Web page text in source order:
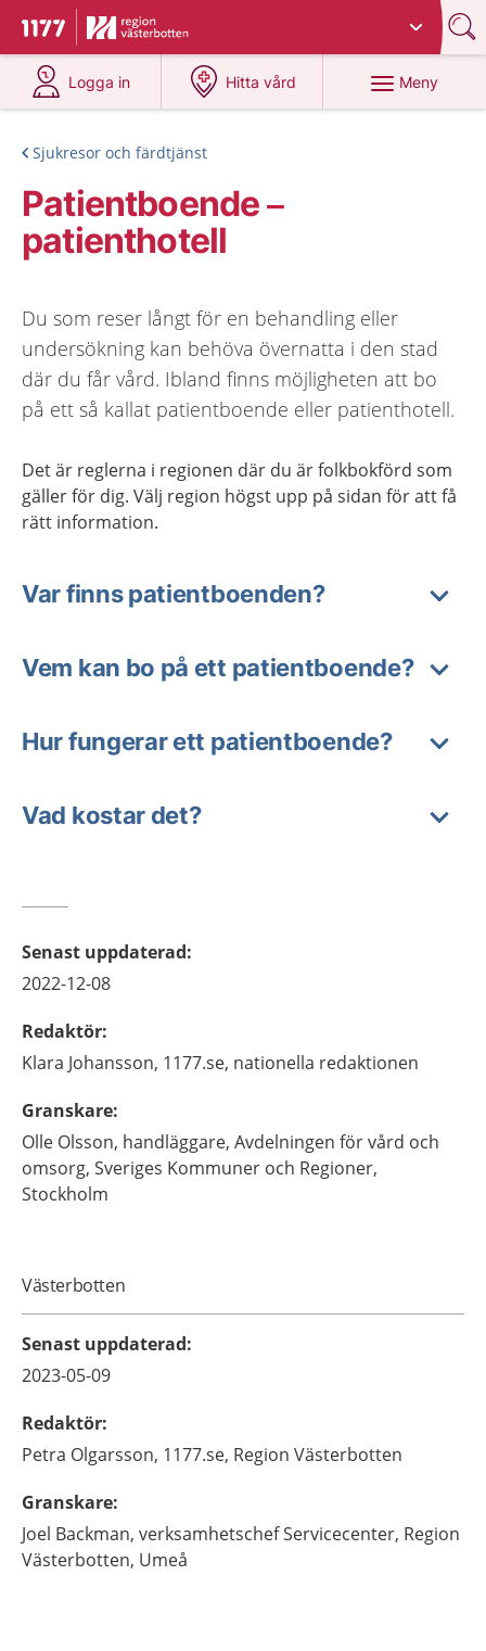
Till startsidan för 1177
Du har valt region
Logga in
på 1177.se
Hitta vård
på 1177.se
Meny
Sjukresor och färdtjänst
Patientboende –
patienthotell
Du som reser långt för en behandling eller
undersökning kan behöva övernatta i den stad
där du får vård. Ibland finns möjligheten att bo
på ett så kallat patientboende eller patienthotell.
Det är reglerna i regionen där du är folkbokförd som
gäller för dig. Välj region högst upp på sidan för att få
rätt information.
Var finns patientboenden?
Vem kan bo på ett patientboende?
Hur fungerar ett patientboende?
Vad kostar det?
Senast uppdaterad:
2022-12-08
Redaktör:
Klara Johansson, 1177.se, nationella redaktionen
Granskare:
Olle Olsson, handläggare, Avdelningen för vård och
omsorg, Sveriges Kommuner och Regioner,
Stockholm
Västerbotten
Senast uppdaterad:
2023-05-09
Redaktör:
Petra Olgarsson, 1177.se, Region Västerbotten
Granskare:
Joel Backman, verksamhetschef Servicecenter, Region
Västerbotten, Umeå